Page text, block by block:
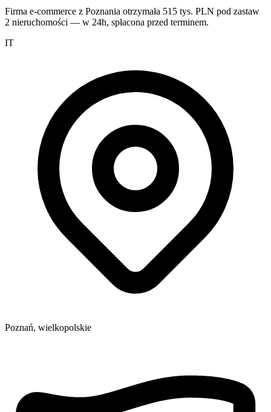
Firma e-commerce z Poznania otrzymała 515 tys. PLN pod zastaw
2 nieruchomości — w 24h, spłacona przed terminem.
IT
Poznań, wielkopolskie